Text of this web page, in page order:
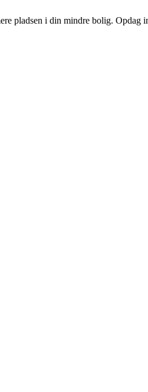
pladsen i din mindre bolig.